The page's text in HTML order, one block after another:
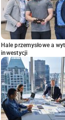
Hale przemysłowe a
inwestycji